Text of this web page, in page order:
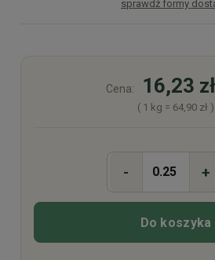
Cena nie zawiera ewentualnych
sprawdź formy
Cena: 16,23 zł
( 1 kg = 64,90 zł )
- +
Do koszyka